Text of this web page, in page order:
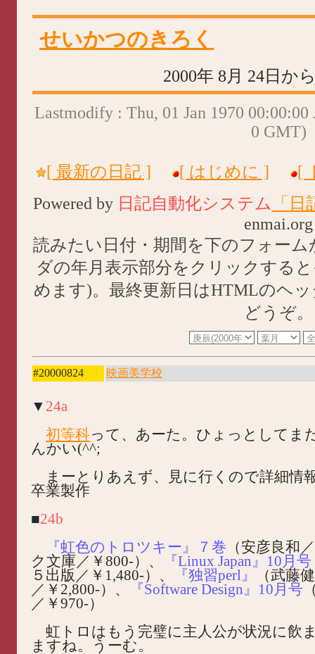
せいかつのきろく
2000年 8月 24日
Lastmodify : Thu, 01 Jan 1970 00:00:00
0 GMT)
[ 最新の日記 ] [ はじめに ]
[
Powered by 日記自動化システム 「
enmai.org
読みたい日付・期間を下のフォー
ダの年月表示部分をクリックする
めます)。最終更新日はHTMLのヘ
どうぞ。
#20000824 映画美学校
▼ 24a
初等科って、あーた。ひょっとしてま
んかい(^^;
まーとりあえず、見に行くので詳細情
卒業製作
■24b
『虹色のトロツキー』７巻 （安彦良和
ク文庫／￥800-）、
『Linux Japan』10月号
５出版／￥1,480-）、
『独習perl』
（武藤
／￥2,800-）、
『Software Design』10月号
／￥970-）
虹トロはもう完璧に主人公が状況に飲
ますね。うーむ。